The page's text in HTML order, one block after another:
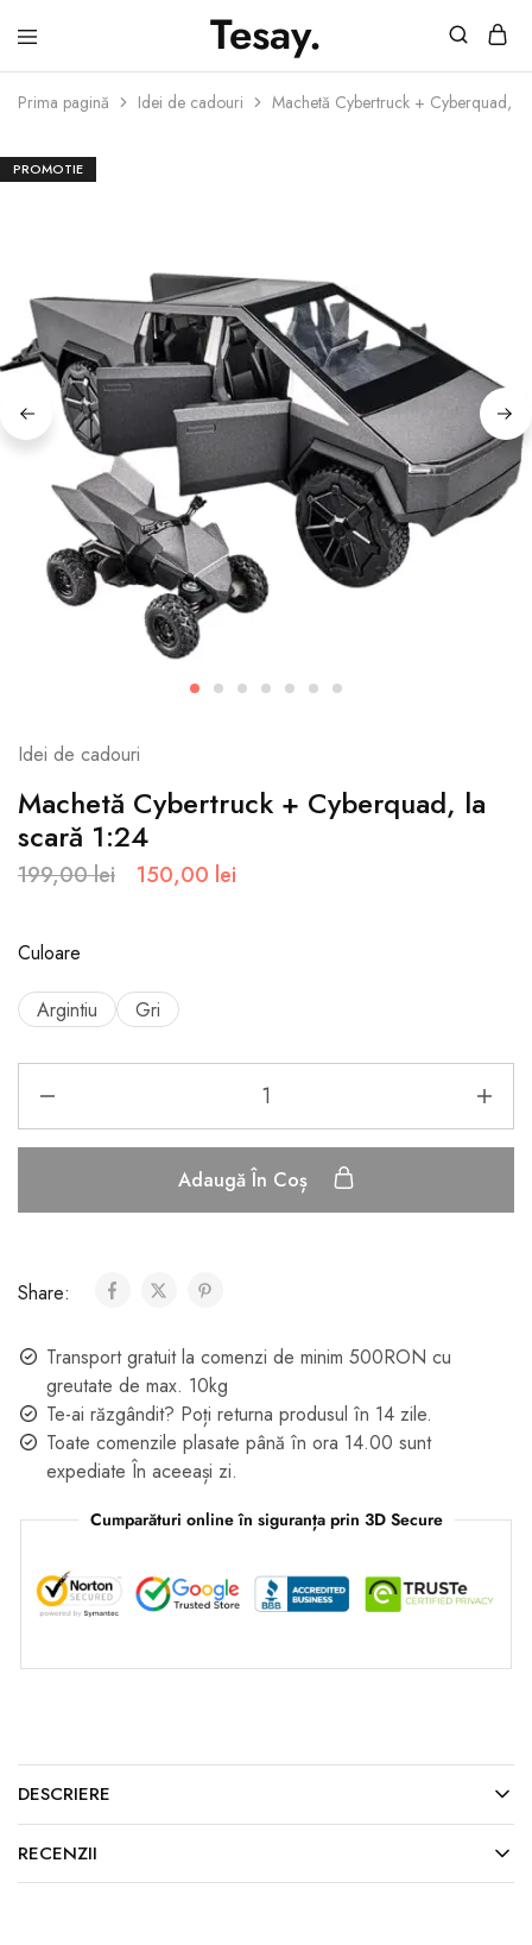
Tesay.
Tesay
–
Accesorii
Prima pagină Idei de cadouri Machetă Cybertruck + Cyberquad,
PROMOTIE
Idei de cadouri
Machetă Cybertruck + Cyberquad, la
scară 1:24
199,00lei 150,00 lei
Culoare
Argintiu Gri
Adaugă În Coș
Share:
Transport gratuit la comenzi de minim 500RON cu
greutate de max. 10kg
Te-ai răzgândit? Poți returna produsul în 14 zile.
Toate comenzile plasate până în ora 14.00 sunt
expediate În aceeași zi.
Cumparături online în siguranța prin 3D Secure
DESCRIERE
RECENZII